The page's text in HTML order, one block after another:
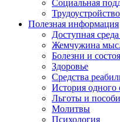
Социальная
Полезная информация
Доступная
Жемчужина
Болезни и
Здоровье
Средства
История одного
Льготы и
Молитвы
Психология